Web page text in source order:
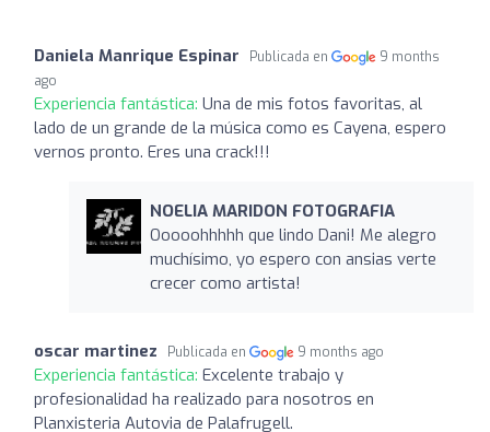
Daniela Manrique Espinar Publicada en
9 months
ago
Experiencia fantástica: Una de mis fotos favoritas, al
lado de un grande de la música como es Cayena, espero
vernos pronto. Eres una crack!!!
NOELIA MARIDON FOTOGRAFIA
Ooooohhhhh que lindo Dani! Me alegro
muchísimo, yo espero con ansias verte
crecer como artista!
oscar martinez Publicada en 9 months ago
Experiencia fantástica: Excelente trabajo y
profesionalidad ha realizado para nosotros en
Planxisteria Autovia de Palafrugell.